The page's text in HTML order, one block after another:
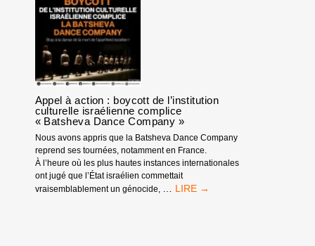
FRANCE
Appel à action : boycott de l’institution
culturelle israélienne complice
« Batsheva Dance Company »
Nous avons appris que la Batsheva Dance Company
reprend ses tournées, notamment en France.
À l’heure où les plus hautes instances internationales
ont jugé que l’État israélien commettait
vraisemblablement un génocide,
… APPEL